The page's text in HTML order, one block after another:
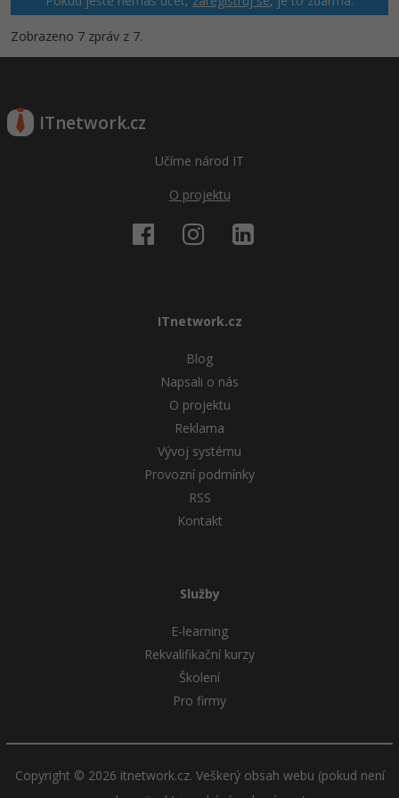
Zobrazeno 7 zpráv z 7.
ITnetwork.cz
Učíme národ IT
O projektu
ITnetwork.cz
Blog
Napsali o nás
O projektu
Reklama
Vývoj systému
Provozní podmínky
RSS
Kontakt
Služby
E-learning
Rekvalifikační kurzy
Školení
Pro firmy
Copyright © 2026 itnetwork.cz. Veškerý obsah webu (pokud není